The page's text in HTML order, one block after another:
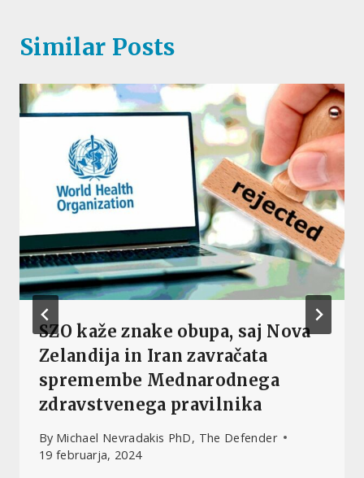
Similar Posts
SZO kaže znake obupa, saj Nova
Zelandija in Iran zavračata
spremembe Mednarodnega
zdravstvenega pravilnika
By Michael Nevradakis PhD, The Defender
19 februarja, 2024